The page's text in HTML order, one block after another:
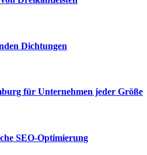
Dichtungen
für Unternehmen jeder Größe
SEO-Optimierung